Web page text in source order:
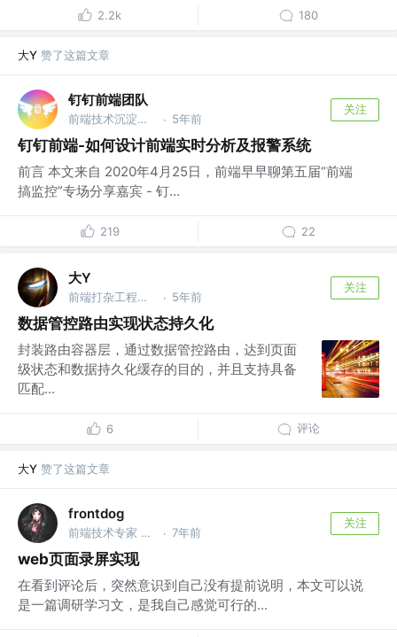
2.2k 180
大Y 赞了这篇文章
钉钉前端团队
前端技术沉淀、分享 @钉钉 · 5年前
关注
钉钉前端-如何设计前端实时分析及报警系统
前言 本文来自 2020年4月25日，前端早早聊第五届“前端
搞监控”专场分享嘉宾 - 钉...
219 22
大Y
前端打杂工程师 @行云 · 5年前
关注
数据管控路由实现状态持久化
封装路由容器层，通过数据管控路由，达到页面
级状态和数据持久化缓存的目的，并且支持具备
匹配...
6 评论
大Y 赞了这篇文章
frontdog
前端技术专家 @阿里巴巴 - 钉钉文档 · 7年前
关注
web页面录屏实现
在看到评论后，突然意识到自己没有提前说明，本文可以说
是一篇调研学习文，是我自己感觉可行的...